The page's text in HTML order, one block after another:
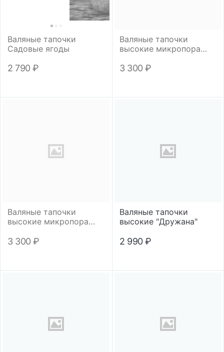
Валяные тапочки
Садовые ягоды
2 790 ₽
Валяные тапочки
высокие микропора
3 300 ₽
Валяные тапочки
высокие микропора
3 300 ₽
Валяные тапочки
высокие "Дружана"
2 990 ₽